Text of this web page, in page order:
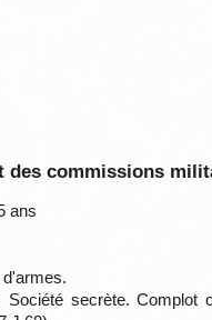
des commissions
ans
Société secrète. Complot